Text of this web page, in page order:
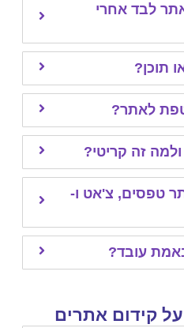
אחרי
קריטי?
צ'אט ו-
אתרים